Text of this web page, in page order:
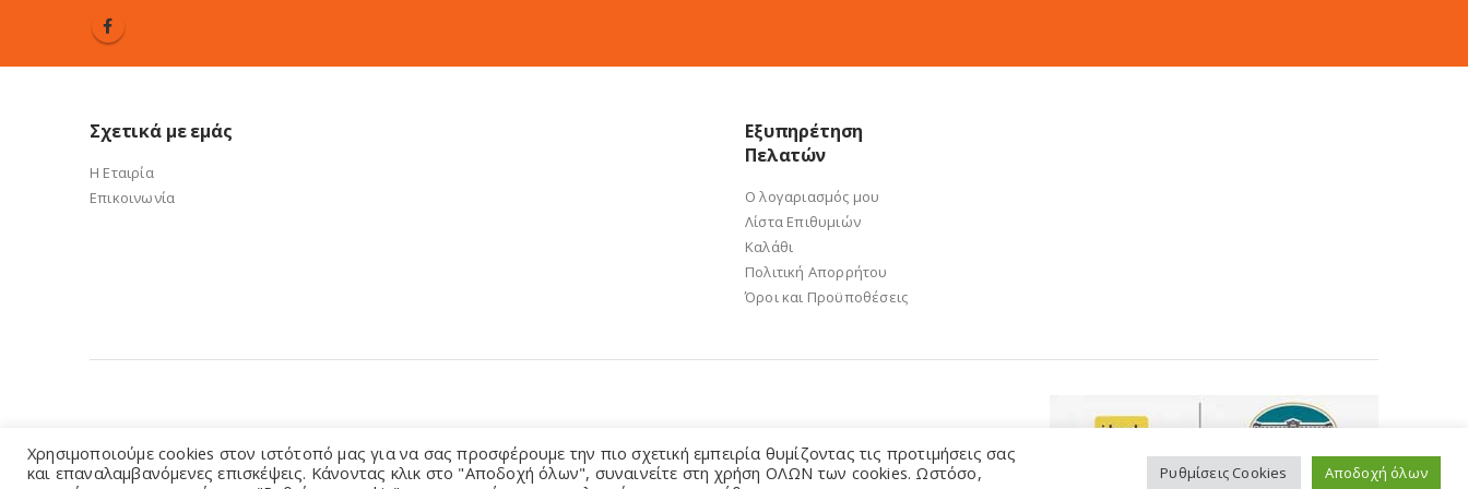
Σχετικά με εμάς
Η Εταιρία
Επικοινωνία
Εξυπηρέτηση
Πελατών
Ο λογαριασμός μου
Λίστα Επιθυμιών
Καλάθι
Πολιτική Απορρήτου
Όροι και Προϋποθέσεις
Χρησιμοποιούμε cookies στον ιστότοπό μας για να σας προσφέρουμε την πιο σχετική εμπειρία θυμίζοντας τις προτιμήσεις σας
και επαναλαμβανόμενες επισκέψεις. Κάνοντας κλικ στο "Αποδοχή όλων", συναινείτε στη χρήση ΟΛΩΝ των cookies. Ωστόσο,
Ρυθμίσεις Cookies Αποδοχή όλων